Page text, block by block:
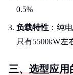
0.5%
负载特性 ：纯
只有5500kW左
三、选型应用